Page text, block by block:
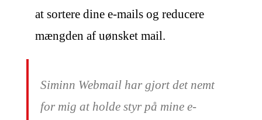
at sortere dine e-mails og reducere
mængden af uønsket mail.
Siminn Webmail har gjort det nemt
for mig at holde styr på mine e-